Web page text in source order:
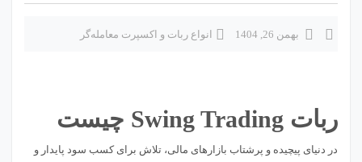
بهمن 26, 1404 انواع ربات و اکسپرت معامله‌گر
ربات Swing Trading چیست
در دنیای پیچیده و پرشتاب بازارهای مالی، تلاش برای کسب سود پایدار و